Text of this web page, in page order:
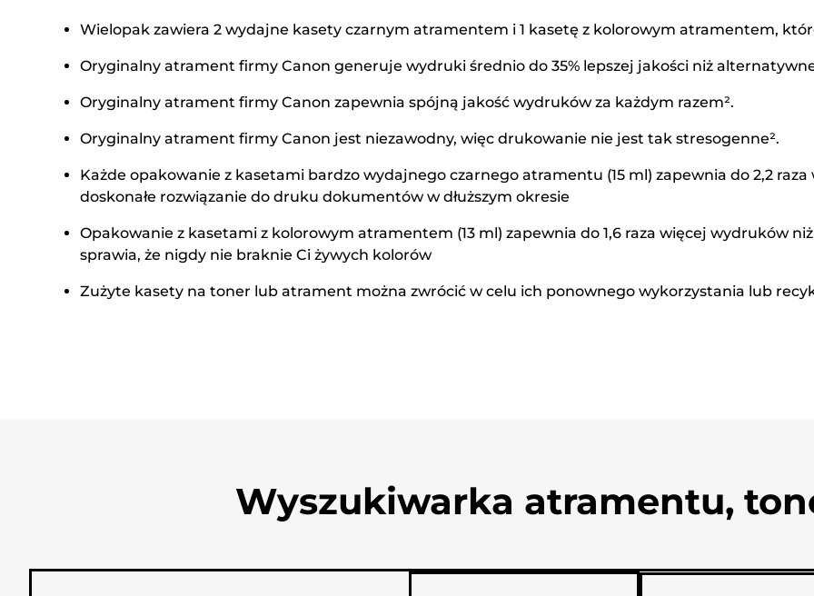
Wielopak zawiera 2 wydajne kasety czarnym atramentem i 1 kasetę z kolorowym atramentem,
Oryginalny atrament firmy Canon generuje wydruki średnio do 35% lepszej jakości niż
Oryginalny atrament firmy Canon zapewnia spójną jakość wydruków za każdym razem².
Oryginalny atrament firmy Canon jest niezawodny, więc drukowanie nie jest tak stresogenne².
Każde opakowanie z kasetami bardzo wydajnego czarnego atramentu (15 ml) zapewnia do 2,2
doskonałe rozwiązanie do druku dokumentów w dłuższym okresie
Opakowanie z kasetami z kolorowym atramentem (13 ml) zapewnia do 1,6 raza więcej wydruków
sprawia, że nigdy nie braknie Ci żywych kolorów
Zużyte kasety na toner lub atrament można zwrócić w celu ich ponownego wykorzystania lub
Wyszukiwarka atramentu,